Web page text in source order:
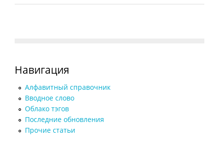
Навигация
Алфавитный справочник
Вводное слово
Облако тэгов
Последние обновления
Прочие статьи